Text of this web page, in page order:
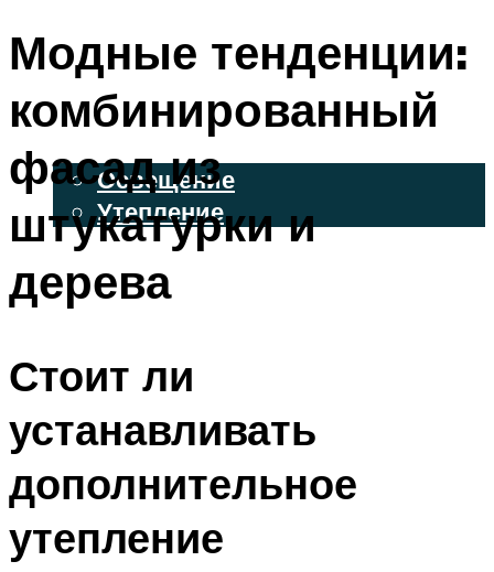
ФАСАДНЫЙ САЙДИНГ
ОСВЕЩЕНИЕ И УТЕПЛЕНИЕ
Освещение
Утепление
ДЕКОР
Модные тенденции:
комбинированный
фасад из
штукатурки и
дерева
Стоит ли
устанавливать
дополнительное
утепление